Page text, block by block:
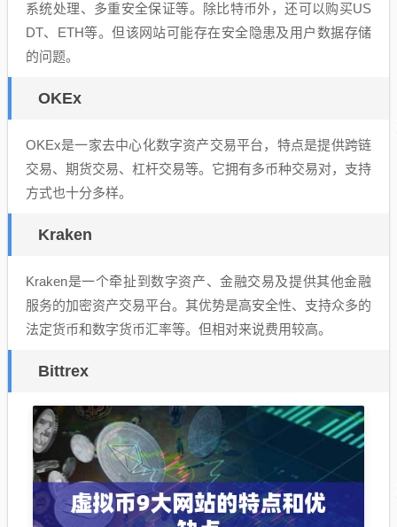
系统处理、多重安全保证等。除比特币外，还可以购买US
DT、ETH等。但该网站可能存在安全隐患及用户数据存储
的问题。
OKEx
OKEx是一家去中心化数字资产交易平台，特点是提供跨链
交易、期货交易、杠杆交易等。它拥有多币种交易对，支持
方式也十分多样。
Kraken
Kraken是一个牵扯到数字资产、金融交易及提供其他金融
服务的加密资产交易平台。其优势是高安全性、支持众多的
法定货币和数字货币汇率等。但相对来说费用较高。
Bittrex